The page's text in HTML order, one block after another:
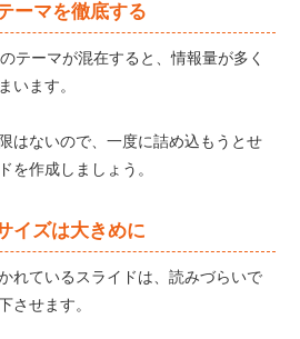
ーマを徹底する
テーマが混在すると、情報量が多く
います。
はないので、一度に詰め込もうとせ
を作成しましょう。
イズは大きめに
れているスライドは、読みづらいで
させます。